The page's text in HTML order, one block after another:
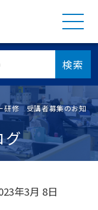
検索
研修 受講者募集のお知
グ
年3月 8日